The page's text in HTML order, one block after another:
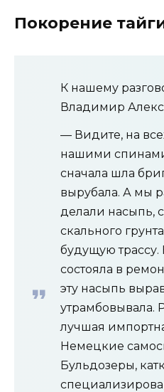
Покорение
К нашему
Владимир
— Видите, на
нашими спинами
сначала шла
вырубала. А мы
делали насыпь,
скального
будущую трассу.
состояла в
эту насыпь
утрамбовывала.
лучшая
Немецкие
Бульдозеры,